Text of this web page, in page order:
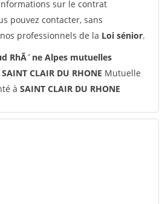
sur le contrat
pouvez contacter, sans
professionnels de la Loi sénior.
RhÃ´ne Alpes mutuelles
CLAIR DU RHONE Mutuelle
à SAINT CLAIR DU RHONE